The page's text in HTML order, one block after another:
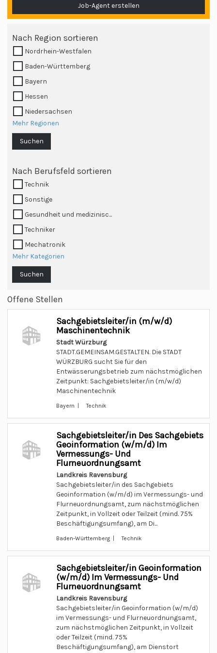
Job-Agent erstellen
Nach Region sortieren
Nordrhein-Westfalen
Baden-Württemberg
Bayern
Hessen
Niedersachsen
Mehr Regionen
Suchen
Nach Berufsfeld sortieren
Technik
Sonstige
Gesundheit und medizinisc...
Techniker
Mechatronik
Mehr Kategorien
Suchen
Offene Stellen
Sachgebietsleiter/in (m/w/d)
Maschinentechnik
Stadt Würzburg
STADT.GEMEINSAM.GESTALTEN. Die STADT
WÜRZBURG sucht Sie für den
Entwässerungsbetrieb zum nächstmöglichen
Zeitpunkt: Sachgebietsleiter/in (m/w/d)
Maschinentechnik
Bayern | Technik
Sachgebietsleiter/in Des Sachgebiets
Geoinformation (w/m/d) Im
Vermessungs- Und
Flurneuordnungsamt
Landkreis Ravensburg
Sachgebietsleiter/in des Sachgebiets
Geoinformation (w/m/d) im Vermessungs- und
Flurneuordnungsamt, zum nächstmöglichen
Zeitpunkt, in Vollzeit oder Teilzeit (mind. 75%
Beschäftigungsumfang), am Di...
Baden-Württemberg | Technik
Sachgebietsleiter/in Geoinformation
(w/m/d) Im Vermessungs- Und
Flurneuordnungsamt
Landkreis Ravensburg
Sachgebietsleiter/in Geoinformation (w/m/d)
im Vermessungs- und Flurneuordnungsamt,
zum nächstmöglichen Zeitpunkt, in Vollzeit
oder Teilzeit (mind. 75%
Beschäftigungsumfang), am Dienstort